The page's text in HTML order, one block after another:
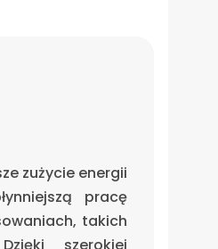
zużycie energii
pracę
takich
szerokiej